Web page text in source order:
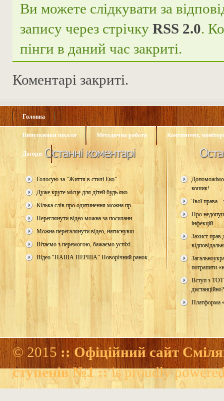
Ви можете слідкувати за
запису через стрічку RSS 2.0.
пінги в даний час закриті.
Коментарі закриті.
Головна
Випускники школи Методична робота Контингент,
Догори
Голосую за "Життя в стилі Еко"...
Дуже круте місце для дітей будь яко...
Кілька слів про одитинення можна пр...
Переглянути відео можна за посиланн...
Можна перегалянути відео, натиснувш...
Вітаємо з перемогою, бажаємо успіхі...
Відео "НАША ПЕРША" Новорічний ранок...
Допоможімо
кошик!
Твої права –
Про
інфекцій
Захист прав
потрапити
Вступ з
дистанційно?
Платформа
© 2015:: Офіційний сайт
ступенів №1 ::is proudly